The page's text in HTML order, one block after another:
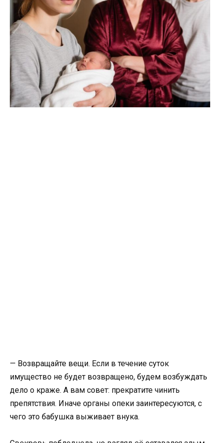
— Возвращайте вещи. Если в течение суток
имущество не будет возвращено, будем возбуждать
дело о краже. А вам совет: прекратите чинить
препятствия. Иначе органы опеки заинтересуются, с
чего это бабушка выживает внука.